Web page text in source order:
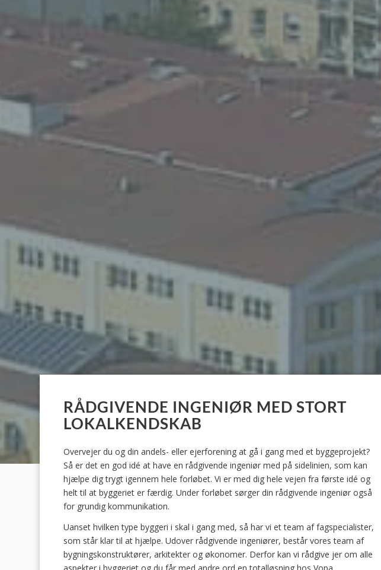
RÅDGIVENDE INGENIØR MED STORT
LOKALKENDSKAB
Overvejer du og din andels- eller ejerforening at gå i gang med et byggeprojekt?
Så er det en god idé at have en rådgivende ingeniør med på sidelinien, som kan
hjælpe dig trygt igennem hele forløbet. Vi er med dig hele vejen fra første idé og
helt til at byggeriet er færdig. Under forløbet sørger din rådgivende ingeniør også
for grundig kommunikation.
Uanset hvilken type byggeri i skal i gang med, så har vi et team af fagspecialister,
som står klar til at hjælpe. Udover rådgivende ingeniører, består vores team af
bygningskonstruktører, arkitekter og økonomer. Derfor kan vi rådgive jer om alle